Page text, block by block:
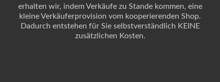
erhalten wir, indem Verkäufe zu Stande kommen, eine
kleine Verkäuferprovision vom kooperierenden Shop.
Dadurch entstehen für Sie selbstverständlich KEINE
zusätzlichen Kosten.